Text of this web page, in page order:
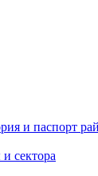
и паспорт
сектора